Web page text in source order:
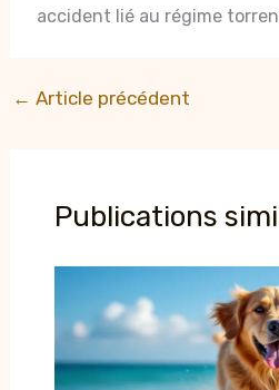
accident lié au régime
← Article précédent
Publications